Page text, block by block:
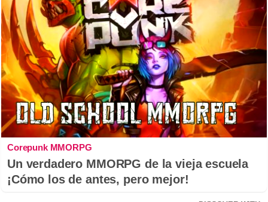
Corepunk MMORPG
Un verdadero MMORPG de la vieja escuela
¡Cómo los de antes, pero mejor!